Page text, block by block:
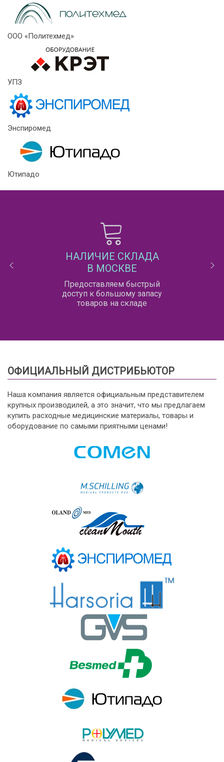
ООО «Политехмед»
УПЗ
Энспиромед
Ютипадо
НАЛИЧИЕ СКЛАДА
В МОСКВЕ
Предоставляем быстрый
доступ к большому запасу
товаров на складе
ОФИЦИАЛЬНЫЙ ДИСТРИБЬЮТОР
Наша компания является официальным представителем
крупных производилей, а это значит, что мы предлагаем
купить расходные медицинские материалы, товары и
оборудование по самыми приятными ценами!